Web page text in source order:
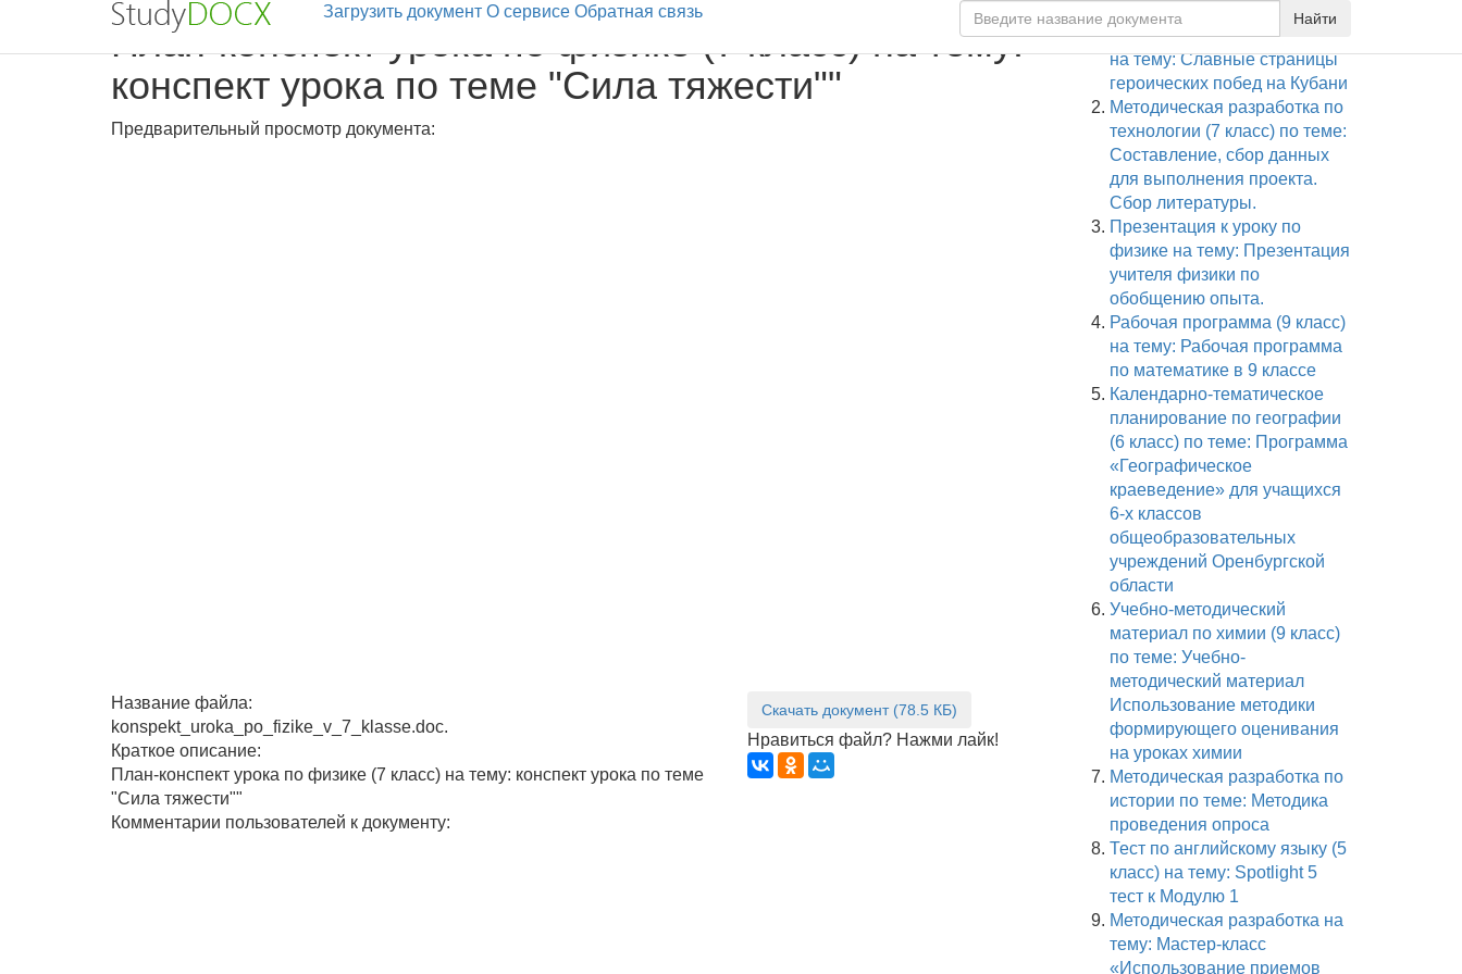
Загрузить документ О сервисе Обратная связь Найти
План-конспект урока по физике (7 класс) на тему:
конспект урока по теме "Сила тяжести""
Предварительный просмотр документа:
Название файла:
konspekt_uroka_po_fizike_v_7_klasse.doc.
Краткое описание:
План-конспект урока по физике (7 класс) на тему: конспект урока по теме
"Сила тяжести""
Скачать документ (78.5 КБ)
Нравиться файл? Нажми лайк!
Комментарии пользователей к документу:
Презентация к уроку (6 класс)
на тему: Славные страницы
героических побед на Кубани
Методическая разработка по
технологии (7 класс) по теме:
Составление, сбор данных
для выполнения проекта.
Сбор литературы.
Презентация к уроку по
физике на тему: Презентация
учителя физики по
обобщению опыта.
Рабочая программа (9 класс)
на тему: Рабочая программа
по математике в 9 классе
Календарно-тематическое
планирование по географии
(6 класс) по теме: Программа
«Географическое
краеведение» для учащихся
6-х классов
общеобразовательных
учреждений Оренбургской
области
Учебно-методический
материал по химии (9 класс)
по теме: Учебно-
методический материал
Использование методики
формирующего оценивания
на уроках химии
Методическая разработка по
истории по теме: Методика
проведения опроса
Тест по английскому языку (5
класс) на тему: Spotlight 5
тест к Модулю 1
Методическая разработка на
тему: Мастер-класс
«Использование приемов